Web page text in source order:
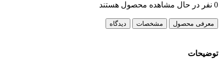
0 نفر در حال مشاهده محصول هستند
معرفی محصول مشخصات دیدگاه
توضیحات